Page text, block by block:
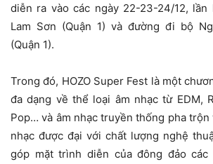
diễn ra vào các ngày 22-23-24/12,
Lam Sơn (Quận 1) và đường đi bộ
(Quận 1).
Trong đó, HOZO Super Fest là một
đa dạng về thể loại âm nhạc từ EDM,
Pop… và âm nhạc truyền thống pha trộn
nhạc được đại với chất lượng nghệ
góp mặt trình diễn của đông đảo